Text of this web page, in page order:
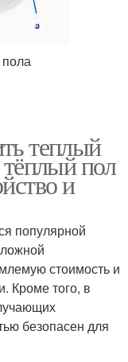
теплый
пол
и
популярной
стоимость и
Кроме того, в
безопасен для